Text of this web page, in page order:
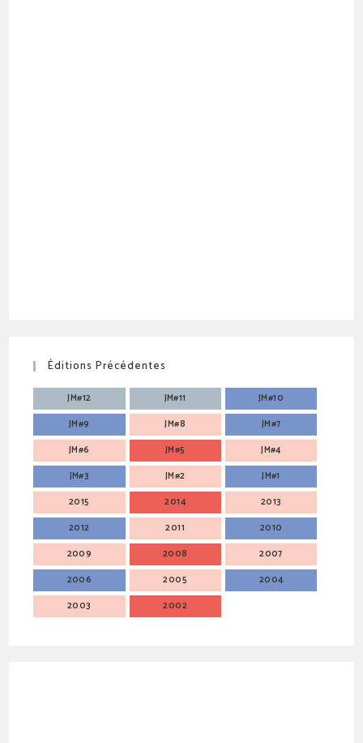
Éditions Précédentes
JM#12 JM#11
JM#10
JM#9
JM#8
JM#7
JM#6
JM#5
JM#4
JM#3
JM#2
JM#1
2015
2014
2013
2012
2011
2010
2009
2008
2007
2006
2005
2004
2003
2002